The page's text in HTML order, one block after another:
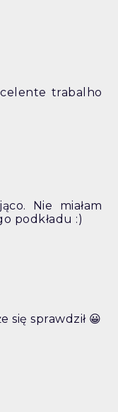
trabalho
Nie miałam
podkładu :)
się sprawdził 😀